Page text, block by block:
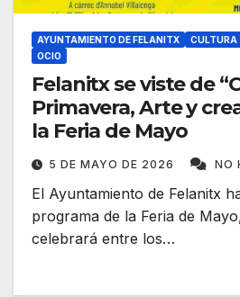
AYUNTAMIENTO DE FELANITX CULTURA
OCIO
Felanitx se viste de
Primavera, Arte y
la Feria de Mayo
5 DE MAYO DE 2026 NO
El Ayuntamiento de Felanitx
programa de la Feria de
celebrará entre los…